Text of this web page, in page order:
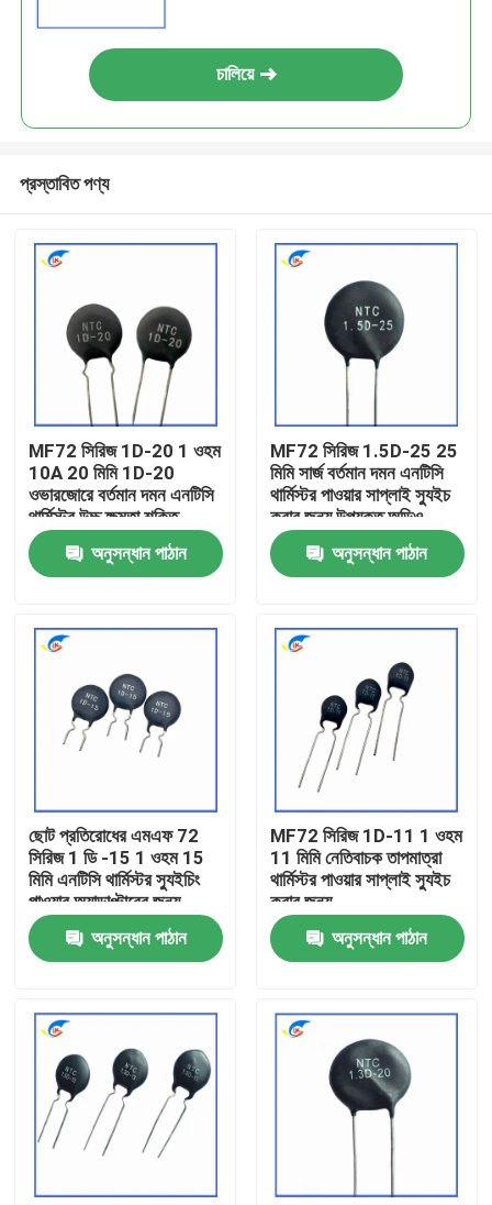
পণ্য
ভিডিও
কারখানা পরিদর্শন
গুণমান নিয়ন্ত্রণ
খবর
মামলা
পিটিসি থার্মিস্টর
চালিয়ে
প্রস্তাবিত পণ্য
MF72 সিরিজ 1D-20 1 ওহম
10A 20 মিমি 1D-20
ওভারজোরে বর্তমান দমন এনটিসি
থার্মিস্টর উচ্চ ক্ষমতা শক্তি
সরবরাহের জন্য উপযুক্ত
অনুসন্ধান পাঠান
MF72 সিরিজ 1.5D-25 25
মিমি সার্জ বর্তমান দমন এনটিসি
থার্মিস্টর পাওয়ার সাপ্লাই স্যুইচ
করার জন্য উপযুক্ত অডিও
এম্প্লিফায়ার
অনুসন্ধান পাঠান
ছোট প্রতিরোধের এমএফ 72
সিরিজ 1 ডি -15 1 ওহম 15
মিমি এনটিসি থার্মিস্টর স্যুইচিং
পাওয়ার অ্যাডাপ্টারের জন্য
উপযুক্ত
অনুসন্ধান পাঠান
MF72 সিরিজ 1D-11 1 ওহম
11 মিমি নেতিবাচক তাপমাত্রা
থার্মিস্টর পাওয়ার সাপ্লাই স্যুইচ
করার জন্য
অনুসন্ধান পাঠান